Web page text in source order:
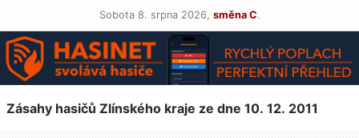
Sobota 8. srpna 2026, směna C.
Zásahy hasičů Zlínského kraje ze dne 10. 12. 2011